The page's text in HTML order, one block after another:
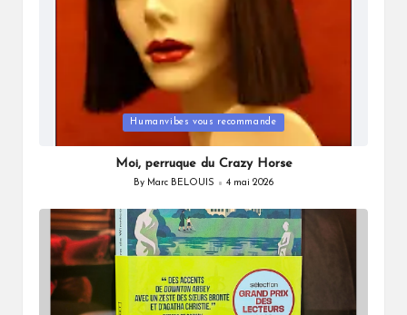
Humanvibes vous recommande
Moi, perruque du Crazy Horse
Posted
By Marc BELOUIS 4 mai 2026